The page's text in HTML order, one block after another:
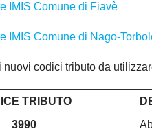
IMIS Comune di Fiavè
IMIS Comune di Nago-
nuovi codici tributo da
TRIBUTO
3990